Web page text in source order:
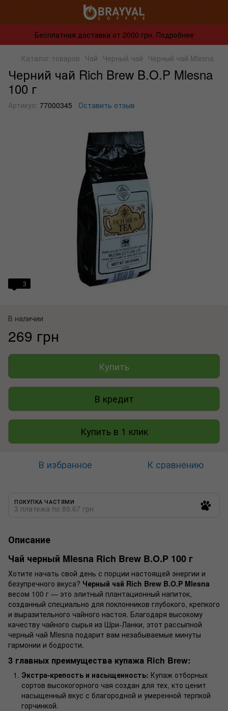
Бесплатная доставка от 2000 грн. Подробнее
Каталог товаров Чай Черный чай Черный чай Mlesna
Черний чай Rich Brew B.O.P Mlesna
100 г
Артикул: 77000345 Оставить отзыв
3
В наличии
269 грн
Купить
В кредит
Купить в 1 клик
В избранное К сравнению
ПОКУПКА ЧАСТЯМИ
3 платежа по 89.67 грн
Описание
Чай черный Mlesna Rich Brew B.O.P 100 г
Хотите начать свой день с порции настоящей энергии и
безупречного вкуса? Черный чай Rich Brew B.O.P Mlesna
весом 100 г — это элитный плантационный напиток,
созданный специально для поклонников глубокого, крепкого
и выразительного чайного настоя. Благодаря высокому
качеству чайного сырья из Шри-Ланки, этот рассыпной
черный чай Mlesna подарит вам незабываемые минуты
гармонии и бодрости.
3 главных преимущества купажа Rich Brew:
Экстра-крепость и насыщенность: Купаж отборных
сортов высокогорного чая создан для тех, кто ценит
насыщенный вкус с благородной и умеренной терпкой
горчинкой.